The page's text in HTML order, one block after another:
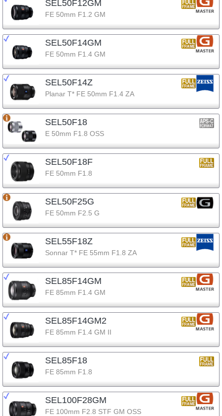
SEL50F12GM
FE 50mm F1.2 GM
SEL50F14GM
FE 50mm F1.4 GM
SEL50F14Z
Planar T* FE 50mm F1.4 ZA
SEL50F18
E 50mm F1.8 OSS
SEL50F18F
FE 50mm F1.8
SEL50F25G
FE 50mm F2.5 G
SEL55F18Z
Sonnar T* FE 55mm F1.8 ZA
SEL85F14GM
FE 85mm F1.4 GM
SEL85F14GM2
FE 85mm F1.4 GM II
SEL85F18
FE 85mm F1.8
SEL100F28GM
FE 100mm F2.8 STF GM OSS